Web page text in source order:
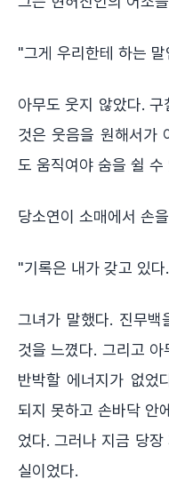
"그게 우리한테 하는
아무도 웃지 않았다.
것은 웃음을 원해서가
도 움직여야 숨을 쉴
당소연이 소매에서 손
"기록은 내가 갖고 있
그녀가 말했다. 진무
것을 느꼈다. 그리고
반박할 에너지가 없었
되지 못하고 손바닥 안
었다. 그러나 지금 당
실이었다.